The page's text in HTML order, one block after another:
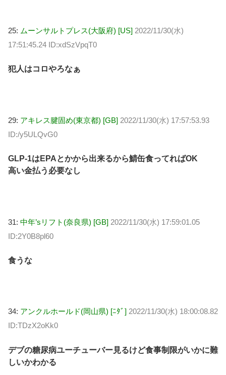
25: ムーンサルトプレス(大阪府) [US] 2022/11/30(水)
17:51:45.24 ID:xdSzVpqT0
犯人はコロやろなぁ
29: アキレス腱固め(東京都) [GB] 2022/11/30(水) 17:57:53.93
ID:/y5ULQvG0
GLP-1はEPAとかから出来るから鯖缶食ってればOK
高い金払う必要なし
31: 中年’sリフト(奈良県) [GB] 2022/11/30(水) 17:59:01.05
ID:2Y0B8pl60
食うな
34: アンクルホールド(岡山県) [ﾆﾀﾞ] 2022/11/30(水) 18:00:08.82
ID:TDzX2oKk0
デブの糖尿病ユーチューバー見るけど食事制限がいかに難
しいかわかる